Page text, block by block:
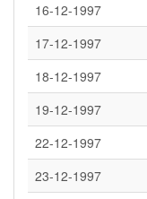
16-12-1997
17-12-1997
18-12-1997
19-12-1997
22-12-1997
23-12-1997